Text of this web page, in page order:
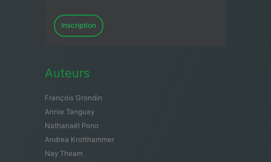
Inscription
Auteurs
François Grondin
Annie Tanguay
Nathanaël Pono
Andrea Krotthammer
Nay Theam